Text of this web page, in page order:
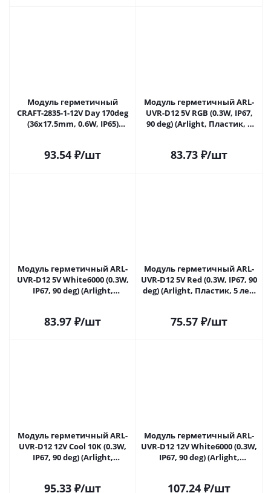
Модуль герметичный
CRAFT-2835-1-12V Day 170deg
(36x17.5mm, 0.6W, IP65)
93.54 ₽/шт
Модуль герметичный ARL-
UVR-D12 5V RGB (0.3W, IP67,
90 deg) (Arlight, Пластик, 5
83.73 ₽/шт
Модуль герметичный ARL-
UVR-D12 5V White6000 (0.3W,
IP67, 90 deg) (Arlight,
83.97 ₽/шт
Модуль герметичный ARL-
UVR-D12 5V Red (0.3W, IP67, 90
deg) (Arlight, Пластик, 5 лет)
75.57 ₽/шт
Модуль герметичный ARL-
UVR-D12 12V Cool 10K (0.3W,
IP67, 90 deg) (Arlight,
95.33 ₽/шт
Модуль герметичный ARL-
UVR-D12 12V White6000 (0.3W,
IP67, 90 deg) (Arlight,
107.24 ₽/шт